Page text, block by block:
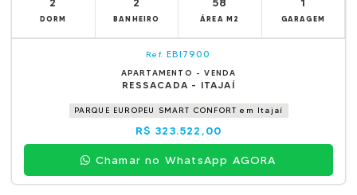
DORM BANHEIRO ÁREA M2 GARAGEM
Ref. EBI7900
APARTAMENTO - VENDA
RESSACADA - ITAJAÍ
PARQUE EUROPEU SMART CONFORT em Itajaí
R$ 323.522,00
Chamar no WhatsApp AGORA